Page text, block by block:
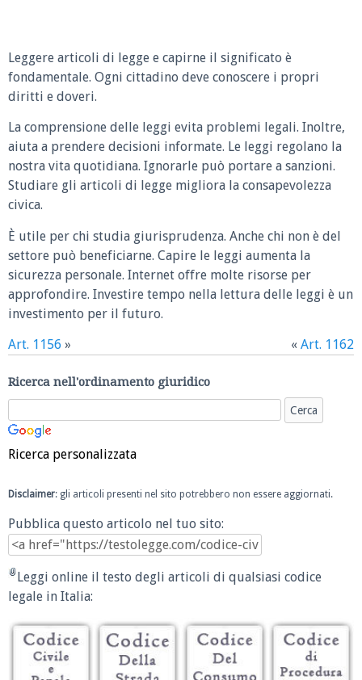
Leggere articoli di legge e capirne il significato è
fondamentale. Ogni cittadino deve conoscere i propri
diritti e doveri.
La comprensione delle leggi evita problemi legali. Inoltre,
aiuta a prendere decisioni informate. Le leggi regolano la
nostra vita quotidiana. Ignorarle può portare a sanzioni.
Studiare gli articoli di legge migliora la consapevolezza
civica.
È utile per chi studia giurisprudenza. Anche chi non è del
settore può beneficiarne. Capire le leggi aumenta la
sicurezza personale. Internet offre molte risorse per
approfondire. Investire tempo nella lettura delle leggi è un
investimento per il futuro.
Art. 1156 » « Art. 1162
Ricerca nell'ordinamento giuridico
Ricerca personalizzata
Disclaimer: gli articoli presenti nel sito potrebbero non essere aggiornati.
Pubblica questo articolo nel tuo sito:
Leggi online il testo degli articoli di qualsiasi codice
legale in Italia: